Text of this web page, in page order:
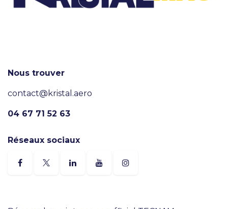
Nous trouver
contact@kristal.aero
04 67 71 52 63
Réseaux sociaux